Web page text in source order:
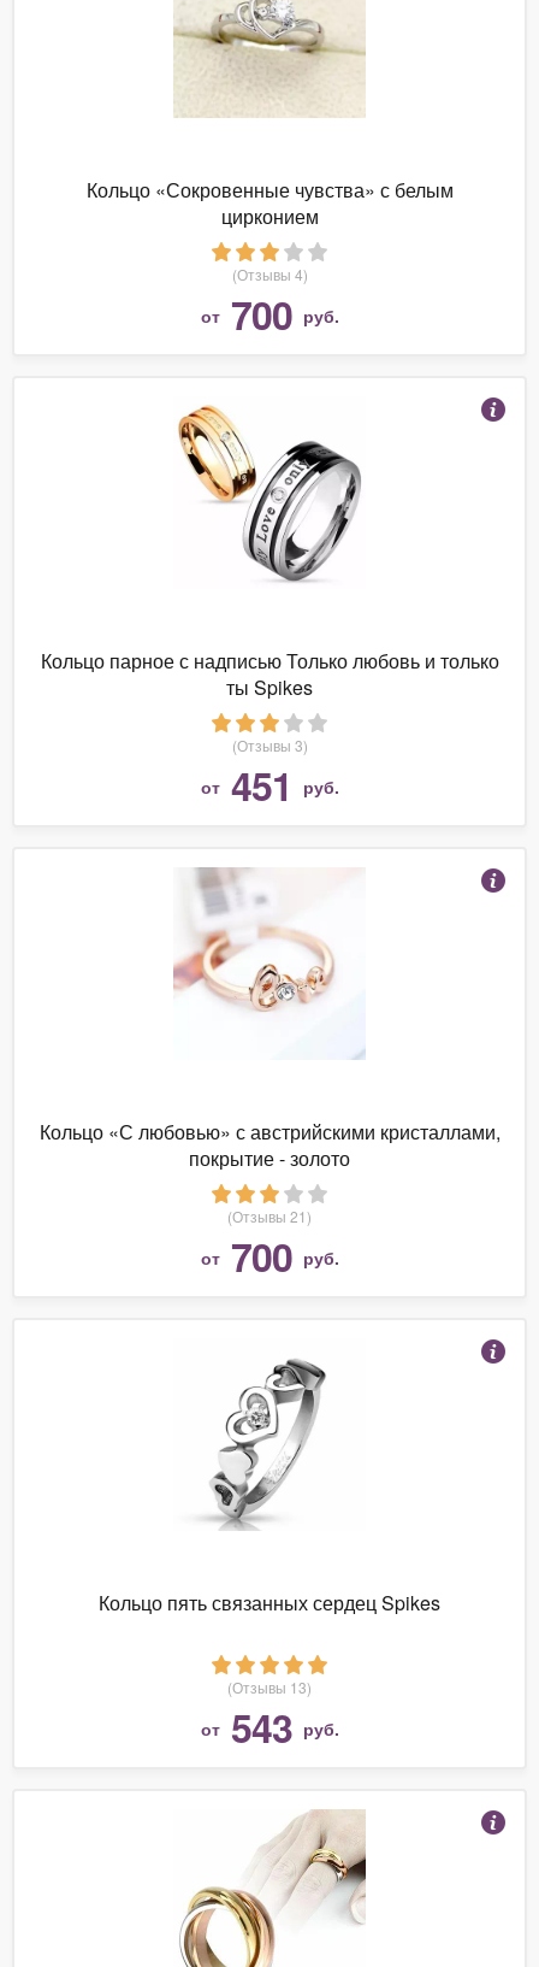
Кольцо «Сокровенные чувства» с белым
цирконием
(Отзывы 4)
от 700 руб.
Кольцо парное с надписью Только любовь и только
ты Spikes
(Отзывы 3)
от 451 руб.
Кольцо «С любовью» с австрийскими кристаллами,
покрытие - золото
(Отзывы 21)
от 700 руб.
Кольцо пять связанных сердец Spikes
(Отзывы 13)
от 543 руб.